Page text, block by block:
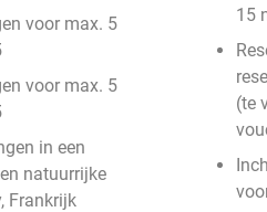
voor max. 5
voor max. 5
in een
natuurrijke
Frankrijk
15
(te